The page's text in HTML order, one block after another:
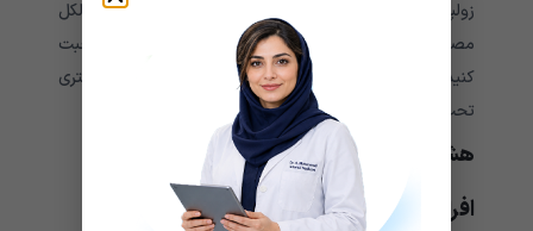
زولپیدم را افزایش دهد. شما نباید این دارو را همراه با الکل
مصرف کنید. اگر الکل مصرف می کنید، با پزشک خود صحبت
کنید. ممکن است لازم باشد از نظر عوارض با دقت بیشتری
تحت نظر باشید.
هشدار برای بیماران با شرایط خاص
افراد مبتلا به افسردگی.